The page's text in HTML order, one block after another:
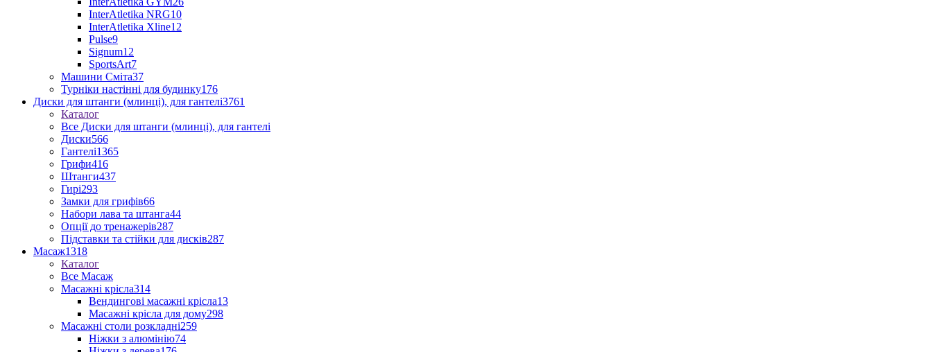
InterAtletika NRG10
InterAtletika Xline12
Pulse9
Signum12
SportsArt7
Машини Сміта37
Турніки настінні для будинку176
Диски для штанги (млинці), для гантелі3761
Каталог
Все Диски для штанги (млинці), для гантелі
Диски566
Гантелі1365
Грифи416
Штанги437
Гирі293
Замки для грифів66
Набори лава та штанга44
Опції до тренажерів287
Підставки та стійки для дисків287
Масаж1318
Каталог
Все Масаж
Масажні крісла314
Вендингові масажні крісла13
Масажні крісла для дому298
Масажні столи розкладні259
Ніжки з алюмінію74